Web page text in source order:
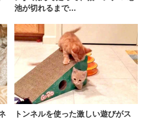
池が切れるまで...
トンネルを使った激しい遊びがス
閉じる
リで開く